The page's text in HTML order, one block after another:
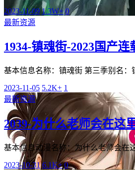
2023-11-09 1.3W+ 0
最新资源
1934-镇魂街-2023国产
基本信息名称：镇魂街 第三季别名：
2023-11-05 5.2K+ 1
最新资源
2039-为什么老师会在这
基本信息动漫名称：为什么老师会在
2023-10-31 6.1K+ 0